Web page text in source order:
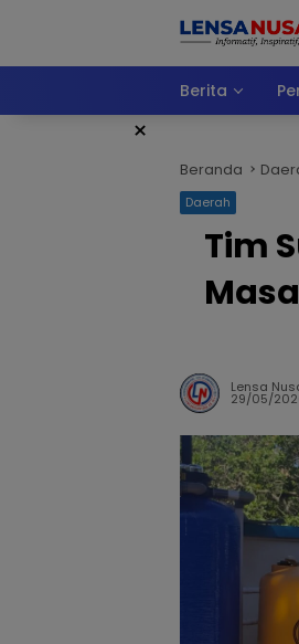
Berita
×
Beranda
Daerah
Tim
Lensa
29/05/